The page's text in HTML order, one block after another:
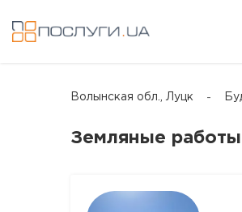
Волынская обл., Луцк
Земляные